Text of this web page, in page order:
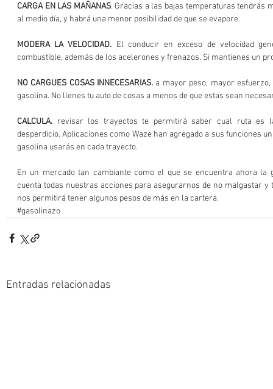
CARGA EN LAS MAÑANAS. Gracias a las bajas temperaturas tendrás
al medio día, y habrá una menor posibilidad de que se evapore.
MODERA LA VELOCIDAD. El conducir en exceso de velocidad
NO CARGUES COSAS INNECESARIAS. a mayor peso, mayor
gasolina. No llenes tu auto de cosas a menos de que estas sean
CALCULA. revisar los trayectos te permitirá saber cual ruta es
desperdicio. Aplicaciones como Waze han agregado a sus funciones
gasolina usarás en cada trayecto.
En un mercado tan cambiante como el que se encuentra ahora la
cuenta todas nuestras acciones para asegurarnos de no malgastar
nos permitirá tener algunos pesos de más en la cartera.
#gasolinazo
Entradas relacionadas